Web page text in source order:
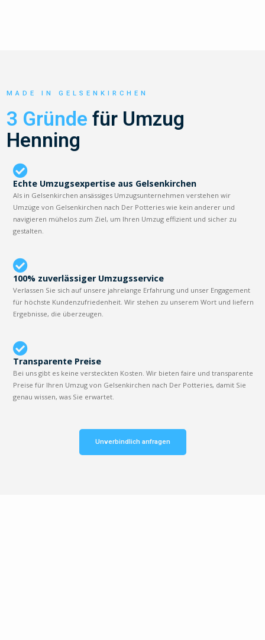
MADE IN GELSENKIRCHEN
3 Gründe für Umzug
Henning
Echte Umzugsexpertise aus Gelsenkirchen
Als in Gelsenkirchen ansässiges Umzugsunternehmen verstehen wir
Umzüge von Gelsenkirchen nach Der Potteries wie kein anderer und
navigieren mühelos zum Ziel, um Ihren Umzug effizient und sicher zu
gestalten.
100% zuverlässiger Umzugsservice
Verlassen Sie sich auf unsere jahrelange Erfahrung und unser Engagement
für höchste Kundenzufriedenheit. Wir stehen zu unserem Wort und liefern
Ergebnisse, die überzeugen.
Transparente Preise
Bei uns gibt es keine versteckten Kosten. Wir bieten faire und transparente
Preise für Ihren Umzug von Gelsenkirchen nach Der Potteries, damit Sie
genau wissen, was Sie erwartet.
Unverbindlich anfragen